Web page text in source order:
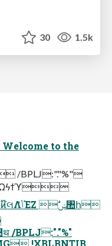
30 1.5k
to the
/BPLJ:"."%"
*OUSPEVDFNZTFMG Զͷ໊લΛݴͬͯΈΖ ࣗݾ঺հ
!XBLBNTIB